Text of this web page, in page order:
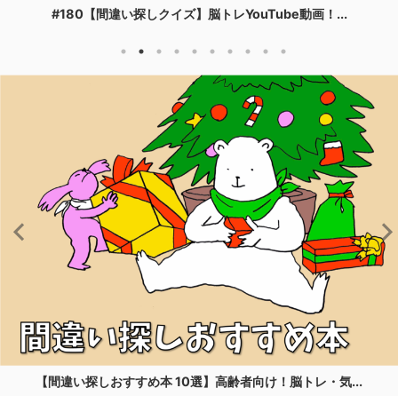
#180【間違い探しクイズ】脳トレYouTube動画！...
【間違い探しおすすめ本 10選】高齢者向け！脳トレ・気...